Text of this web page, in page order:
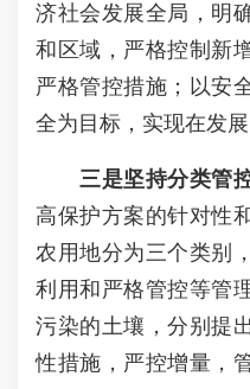
济社会发展全局，明
和区域，严格控制新
严格管控措施；以安
全为目标，实现在发
三是坚持分类管
高保护方案的针对性
农用地分为三个类别
利用和严格管控等管
污染的土壤，分别提
性措施，严控增量，